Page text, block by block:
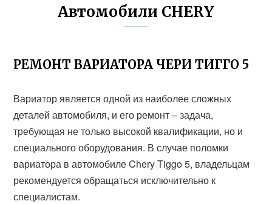
Автомобили CHERY
РЕМОНТ ВАРИАТОРА ЧЕРИ ТИГГО 5
Вариатор является одной из наиболее сложных
деталей автомобиля, и его ремонт – задача,
требующая не только высокой квалификации, но и
специального оборудования. В случае поломки
вариатора в автомобиле Chery Tiggo 5, владельцам
рекомендуется обращаться исключительно к
специалистам.